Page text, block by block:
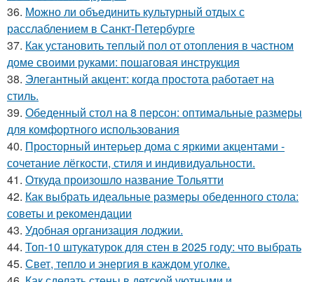
36. Можно ли объединить культурный отдых с
расслаблением в Санкт-Петербурге
37. Как установить теплый пол от отопления в частном
доме своими руками: пошаговая инструкция
38. Элегантный акцент: когда простота работает на
стиль.
39. Обеденный стол на 8 персон: оптимальные размеры
для комфортного использования
40. Просторный интерьер дома с яркими акцентами -
сочетание лёгкости, стиля и индивидуальности.
41. Откуда произошло название Тольятти
42. Как выбрать идеальные размеры обеденного стола:
советы и рекомендации
43. Удобная организация лоджии.
44. Топ-10 штукатурок для стен в 2025 году: что выбрать
45. Свет, тепло и энергия в каждом уголке.